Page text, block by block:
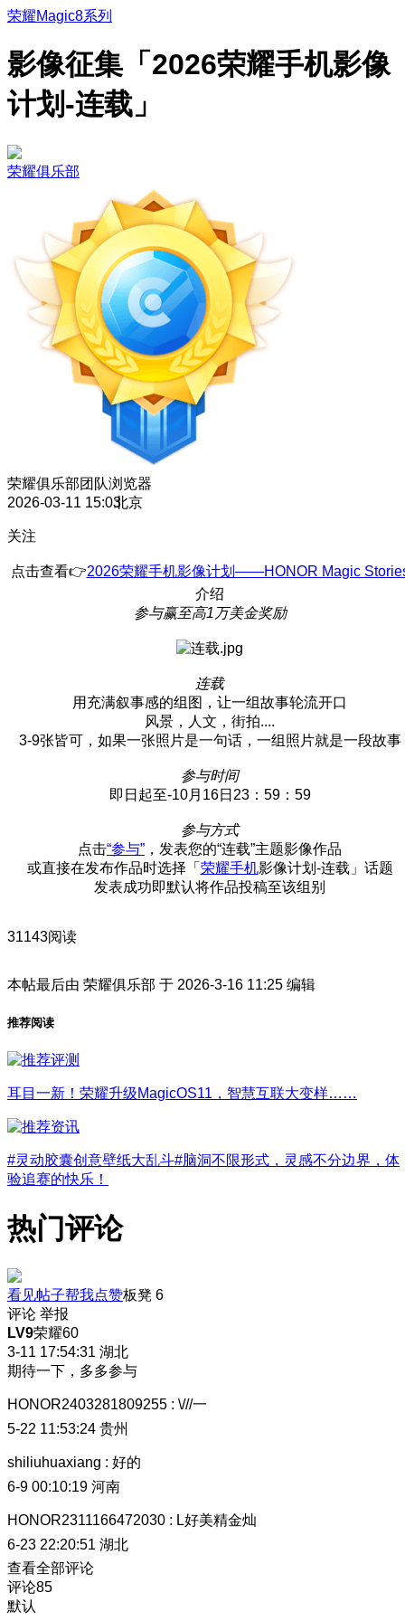
荣耀Magic8系列
影像征集「2026荣耀手机影像
计划-连载」
荣耀俱乐部
荣耀俱乐部团队浏览器
2026-03-11 15:03北京
关注
点击查看👉2026荣耀手机影像计划——HONOR Magic
介绍
参与赢至高1万美金奖励
连载
用充满叙事感的组图，让一组故事轮流开口
风景，人文，街拍....
3-9张皆可，如果一张照片是一句话，一组照片就是一段故事
参与时间
即日起至-10月16日23：59：59
参与方式
点击“参与” ，发表您的“连载”主题影像作品
或直接在发布作品时选择「 荣耀手机影像计划-连载」话题
发表成功即默认将作品投稿至该组别
31143阅读
本帖最后由 荣耀俱乐部 于 2026-3-16 11:25 编辑
推荐阅读
耳目一新！荣耀升级MagicOS11，智慧互联大变样……
#灵动胶囊创意壁纸大乱斗#脑洞不限形式，灵感不分边界，体
验追赛的快乐！
热门评论
看见帖子帮我点赞板凳 6
评论 举报
LV9荣耀60
3-11 17:54:31 湖北
期待一下，多多参与
HONOR2403281809255 : \///一
5-22 11:53:24 贵州
shiliuhuaxiang : 好的
6-9 00:10:19 河南
HONOR2311166472030 : L好美精金灿
6-23 22:20:51 湖北
查看全部评论
评论85
默认